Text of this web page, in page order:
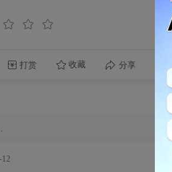
打赏 收藏 分享